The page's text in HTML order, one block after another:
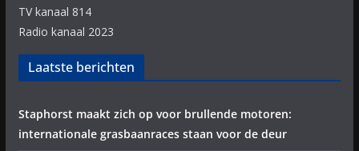
TV kanaal 814
Radio kanaal 2023
Laatste berichten
Staphorst maakt zich op voor brullende motoren:
internationale grasbaanraces staan voor de deur